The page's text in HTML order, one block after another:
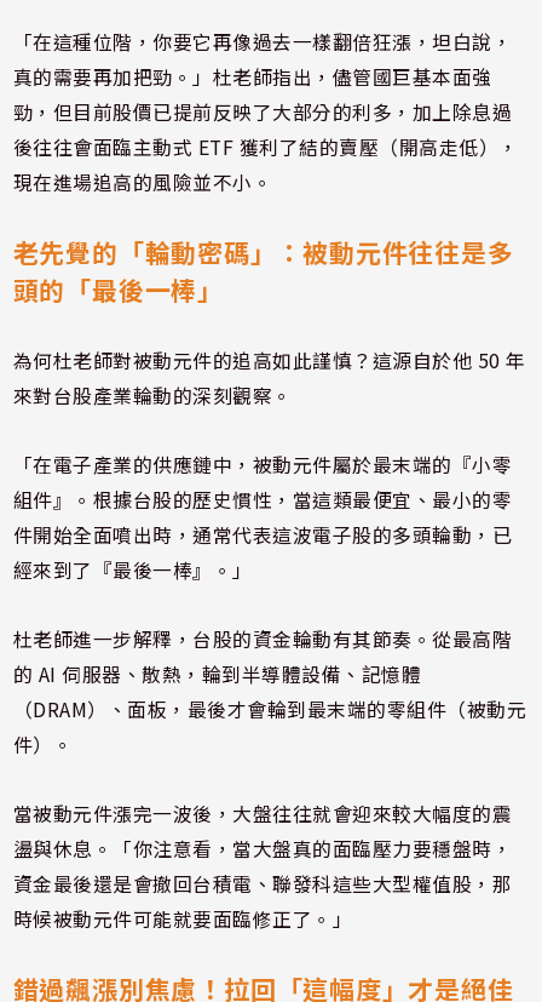
「在這種位階，你要它再像過去一樣翻倍狂漲，坦白說，
真的需要再加把勁。」杜老師指出，儘管國巨基本面強
勁，但目前股價已提前反映了大部分的利多，加上除息過
後往往會面臨主動式 ETF 獲利了結的賣壓（開高走低），
現在進場追高的風險並不小。
老先覺的「輪動密碼」：被動元件往往是多
頭的「最後一棒」
為何杜老師對被動元件的追高如此謹慎？這源自於他 50 年
來對台股產業輪動的深刻觀察。
「在電子產業的供應鏈中，被動元件屬於最末端的『小零
組件』。根據台股的歷史慣性，當這類最便宜、最小的零
件開始全面噴出時，通常代表這波電子股的多頭輪動，已
經來到了『最後一棒』。」
杜老師進一步解釋，台股的資金輪動有其節奏。從最高階
的 AI 伺服器、散熱，輪到半導體設備、記憶體
（DRAM）、面板，最後才會輪到最末端的零組件（被動元
件）。
當被動元件漲完一波後，大盤往往就會迎來較大幅度的震
盪與休息。「你注意看，當大盤真的面臨壓力要穩盤時，
資金最後還是會撤回台積電、聯發科這些大型權值股，那
時候被動元件可能就要面臨修正了。」
錯過飆漲別焦慮！拉回「這幅度」才是絕佳